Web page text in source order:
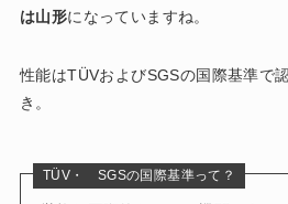
は山形になっていますね。
性能はTÜVおよびSGSの国際基準で
き。
TÜV・ SGSの国際基準って？